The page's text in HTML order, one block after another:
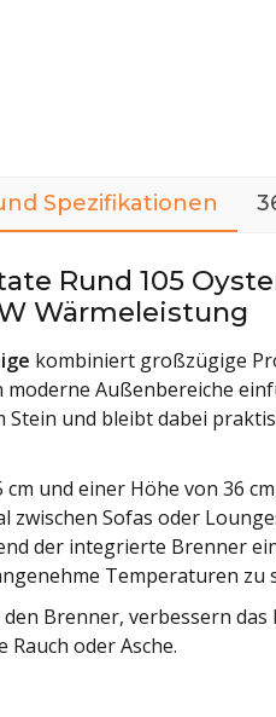
Spezifikationen
Rund 105
Wärmeleistung
kombiniert großzügige
moderne Außenbereiche
Stein und bleibt dabei
und einer Höhe von 36
Sofas oder
der integrierte Brenner
Temperaturen zu
Brenner, verbessern
oder Asche.